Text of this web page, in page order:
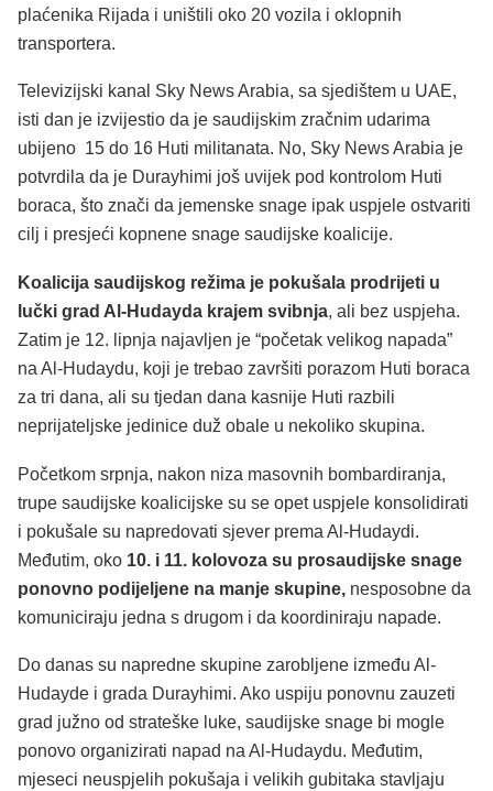
plaćenika Rijada i uništili oko 20 vozila i oklopnih
transportera.
Televizijski kanal Sky News Arabia, sa sjedištem u UAE,
isti dan je izvijestio da je saudijskim zračnim udarima
ubijeno 15 do 16 Huti militanata. No, Sky News Arabia je
potvrdila da je Durayhimi još uvijek pod kontrolom Huti
boraca, što znači da jemenske snage ipak uspjele ostvariti
cilj i presjeći kopnene snage saudijske koalicije.
Koalicija saudijskog režima je pokušala prodrijeti u
lučki grad Al-Hudayda krajem svibnja, ali bez uspjeha.
Zatim je 12. lipnja najavljen je “početak velikog napada”
na Al-Hudaydu, koji je trebao završiti porazom Huti boraca
za tri dana, ali su tjedan dana kasnije Huti razbili
neprijateljske jedinice duž obale u nekoliko skupina.
Početkom srpnja, nakon niza masovnih bombardiranja,
trupe saudijske koalicijske su se opet uspjele konsolidirati
i pokušale su napredovati sjever prema Al-Hudaydi.
Međutim, oko 10. i 11. kolovoza su prosaudijske snage
ponovno podijeljene na manje skupine, nesposobne da
komuniciraju jedna s drugom i da koordiniraju napade.
Do danas su napredne skupine zarobljene između Al-
Hudayde i grada Durayhimi. Ako uspiju ponovnu zauzeti
grad južno od strateške luke, saudijske snage bi mogle
ponovo organizirati napad na Al-Hudaydu. Međutim,
mjeseci neuspjelih pokušaja i velikih gubitaka stavljaju